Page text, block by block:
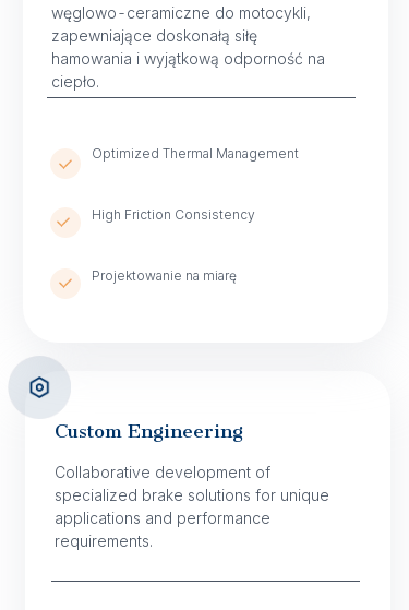
węglowo-ceramiczne do motocykli,
zapewniające doskonałą siłę
hamowania i wyjątkową odporność na
ciepło.
Optimized Thermal Management
High Friction Consistency
Projektowanie na miarę
Collaborative development of
specialized brake solutions for unique
applications and performance
requirements.
Custom Engineering